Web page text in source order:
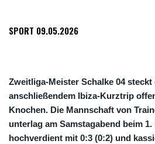
SPORT 09.05.2026
Zweitliga-Meister Schalke 04
anschließendem Ibiza-Kurztrip
Knochen. Die Mannschaft von
unterlag am Samstagabend beim
hochverdient mit 0:3 (0:2) und